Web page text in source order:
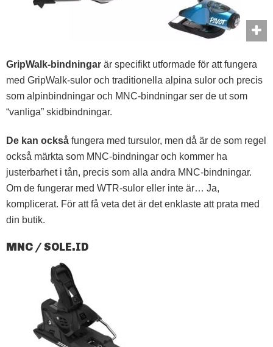
GripWalk-bindningar är specifikt utformade för att fungera
med GripWalk-sulor och traditionella alpina sulor och precis
som alpinbindningar och MNC-bindningar ser de ut som
“vanliga” skidbindningar.
De kan också fungera med tursulor, men då är de som regel
också märkta som MNC-bindningar och kommer ha
justerbarhet i tån, precis som alla andra MNC-bindningar.
Om de fungerar med WTR-sulor eller inte är… Ja,
komplicerat. För att få veta det är det enklaste att prata med
din butik.
MNC / SOLE.ID